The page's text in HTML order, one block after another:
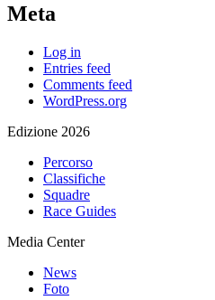
Meta
Log in
Entries feed
Comments feed
WordPress.org
Edizione 2026
Percorso
Classifiche
Squadre
Race Guides
Media Center
News
Foto